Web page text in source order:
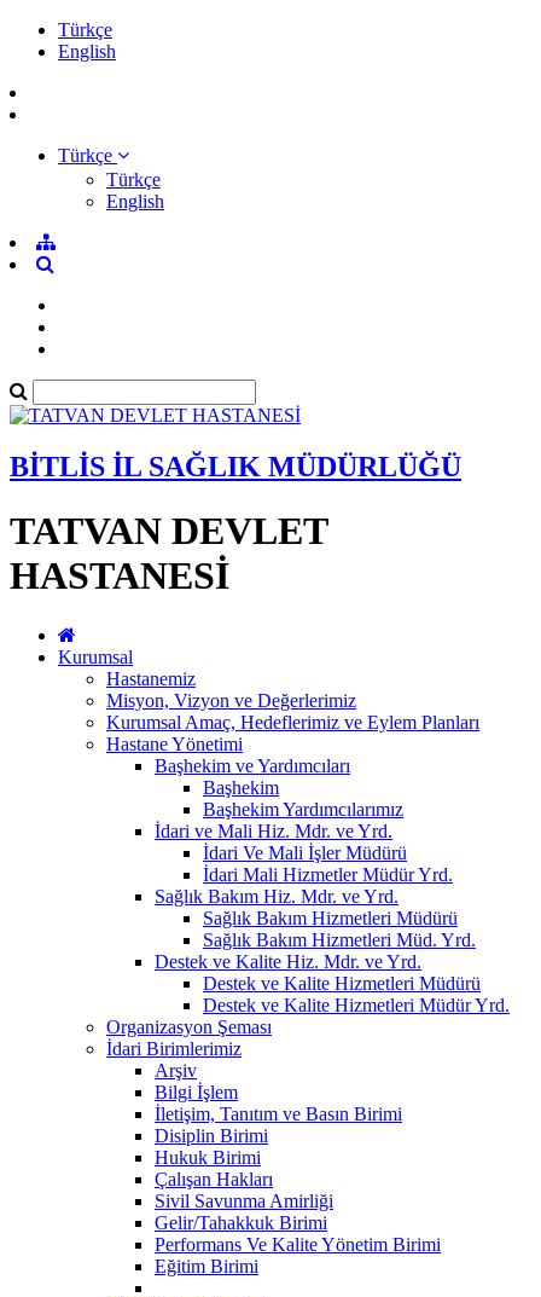
Türkçe
English
Türkçe
Türkçe
English
BİTLİS İL SAĞLIK MÜDÜRLÜĞÜ
TATVAN DEVLET
HASTANESİ
Kurumsal
Hastanemiz
Misyon, Vizyon ve Değerlerimiz
Kurumsal Amaç, Hedeflerimiz ve Eylem Planları
Hastane Yönetimi
Başhekim ve Yardımcıları
Başhekim
Başhekim Yardımcılarımız
İdari ve Mali Hiz. Mdr. ve Yrd.
İdari Ve Mali İşler Müdürü
İdari Mali Hizmetler Müdür Yrd.
Sağlık Bakım Hiz. Mdr. ve Yrd.
Sağlık Bakım Hizmetleri Müdürü
Sağlık Bakım Hizmetleri Müd. Yrd.
Destek ve Kalite Hiz. Mdr. ve Yrd.
Destek ve Kalite Hizmetleri Müdürü
Destek ve Kalite Hizmetleri Müdür Yrd.
Organizasyon Şeması
İdari Birimlerimiz
Arşiv
Bilgi İşlem
İletişim, Tanıtım ve Basın Birimi
Disiplin Birimi
Hukuk Birimi
Çalışan Hakları
Sivil Savunma Amirliği
Gelir/Tahakkuk Birimi
Performans Ve Kalite Yönetim Birimi
Eğitim Birimi